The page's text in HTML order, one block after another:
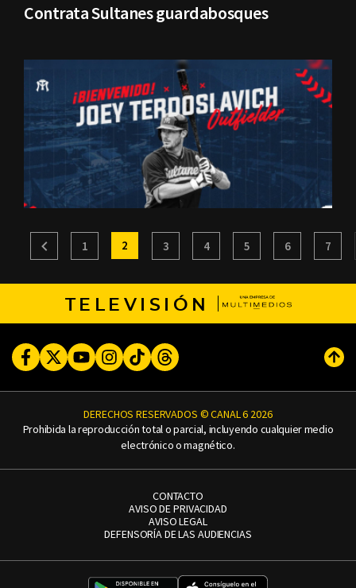
Contrata Sultanes guardabosques
1 2 3 4 5 6 7
TELEVISIÓN
FacebookTwitterYoutubeInstagram
TikTokThreads
DERECHOS RESERVADOS © CANAL 6 2026
Prohibida la reproducción total o parcial, incluyendo cualquier medio
electrónico o magnético.
CONTACTO
AVISO DE PRIVACIDAD
AVISO LEGAL
DEFENSORÍA DE LAS AUDIENCIAS